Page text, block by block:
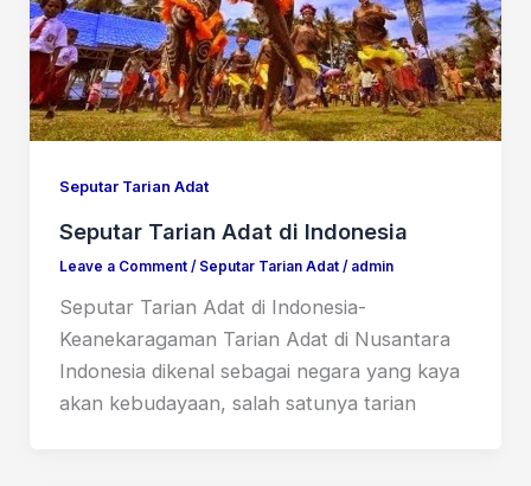
Seputar Tarian Adat
Seputar Tarian Adat di Indonesia
Leave a Comment / Seputar Tarian Adat/ admin
Seputar Tarian Adat di Indonesia-
Keanekaragaman Tarian Adat di Nusantara
Indonesia dikenal sebagai negara yang kaya
akan kebudayaan, salah satunya tarian